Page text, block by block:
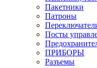
Пакетники
Патроны
Посты
ПРИБОРЫ
Разъемы